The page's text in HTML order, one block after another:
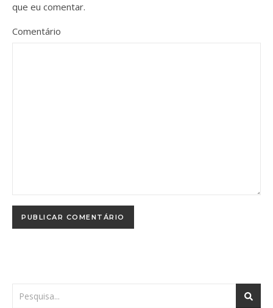
que eu comentar.
Comentário